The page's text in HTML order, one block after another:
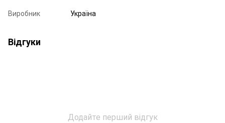
Виробник Україна
Відгуки
Додайте перший відгук